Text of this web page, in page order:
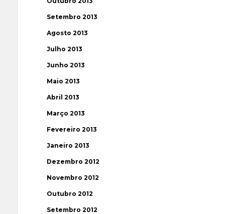
Setembro 2013
Agosto 2013
Julho 2013
Junho 2013
Maio 2013
Abril 2013
Março 2013
Fevereiro 2013
Janeiro 2013
Dezembro 2012
Novembro 2012
Outubro 2012
Setembro 2012